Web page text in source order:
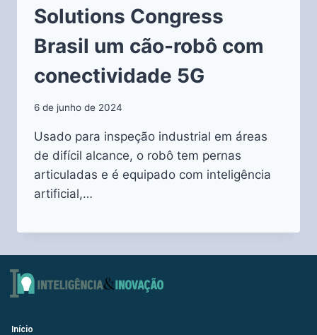
Solutions Congress
Brasil um cão-robô com
conectividade 5G
6 de junho de 2024
Usado para inspeção industrial em áreas
de difícil alcance, o robô tem pernas
articuladas e é equipado com inteligência
artificial,…
Início